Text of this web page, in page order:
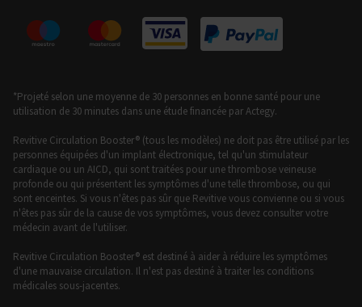
*Projeté selon une moyenne de 30 personnes en bonne santé pour une
utilisation de 30 minutes dans une étude financée par Actegy.
Revitive Circulation Booster® (tous les modèles) ne doit pas être utilisé par les
personnes équipées d'un implant électronique, tel qu'un stimulateur
cardiaque ou un AICD, qui sont traitées pour une thrombose veineuse
profonde ou qui présentent les symptômes d'une telle thrombose, ou qui
sont enceintes. Si vous n'êtes pas sûr que Revitive vous convienne ou si vous
n'êtes pas sûr de la cause de vos symptômes, vous devez consulter votre
médecin avant de l'utiliser.
Revitive Circulation Booster® est destiné à aider à réduire les symptômes
d'une mauvaise circulation. Il n'est pas destiné à traiter les conditions
médicales sous-jacentes.